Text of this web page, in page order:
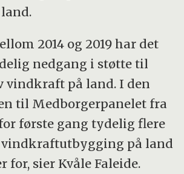
2014 og 2019 har det
nedgang i støtte til
vindkraft på land. I den
til Medborgerpanelet fra
første gang tydelig flere
vindkraftutbygging på land
for, sier Kvåle Faleide.